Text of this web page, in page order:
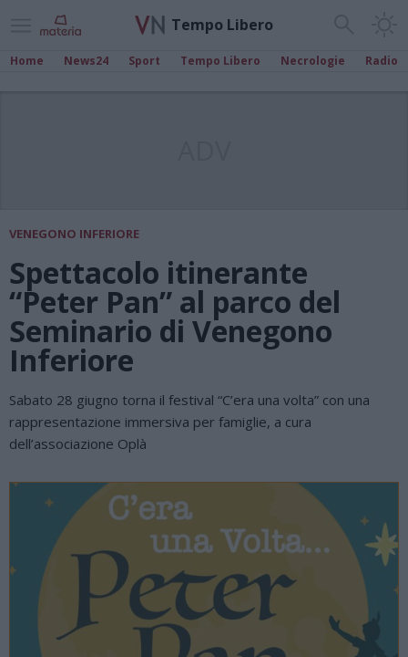
Tempo Libero
Home News24 Sport Tempo Libero Necrologie Radio
VENEGONO INFERIORE
Spettacolo itinerante
“Peter Pan” al parco del
Seminario di Venegono
Inferiore
Sabato 28 giugno torna il festival “C’era una volta” con una
rappresentazione immersiva per famiglie, a cura
dell’associazione Oplà